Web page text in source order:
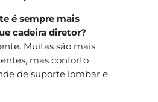
é sempre mais
cadeira diretor?
Muitas são mais
mas conforto
de suporte lombar e